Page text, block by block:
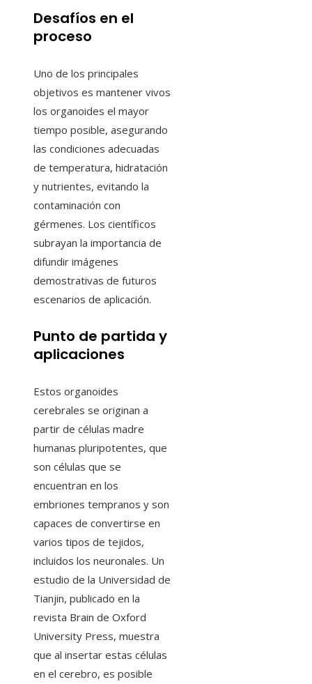
Desafíos en el
proceso
Uno de los principales
objetivos es mantener vivos
los organoides el mayor
tiempo posible, asegurando
las condiciones adecuadas
de temperatura, hidratación
y nutrientes, evitando la
contaminación con
gérmenes. Los científicos
subrayan la importancia de
difundir imágenes
demostrativas de futuros
escenarios de aplicación.
Punto de partida y
aplicaciones
Estos organoides
cerebrales se originan a
partir de células madre
humanas pluripotentes, que
son células que se
encuentran en los
embriones tempranos y son
capaces de convertirse en
varios tipos de tejidos,
incluidos los neuronales. Un
estudio de la Universidad de
Tianjin, publicado en la
revista Brain de Oxford
University Press, muestra
que al insertar estas células
en el cerebro, es posible